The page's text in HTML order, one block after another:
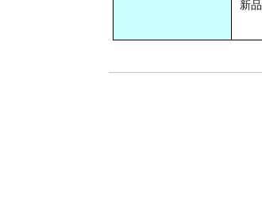
新